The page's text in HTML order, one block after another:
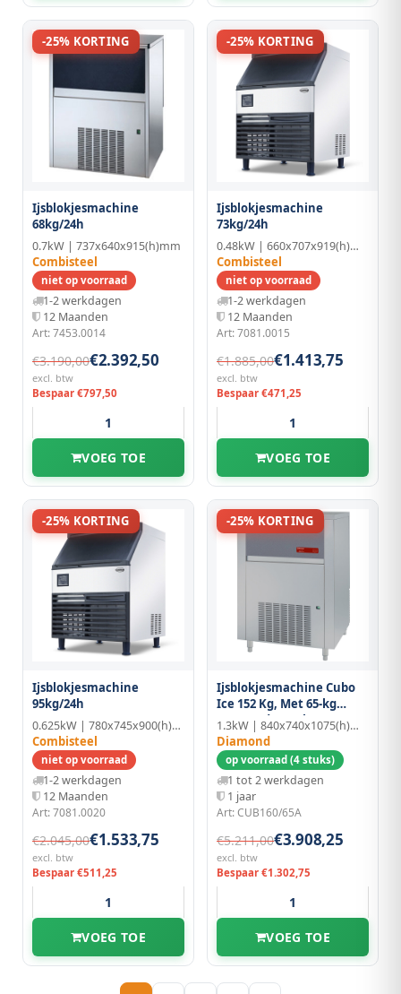
-25% KORTING
Ijsblokjesmachine
68kg/24h
0.7kW | 737x640x915(h)mm
Combisteel
niet op voorraad
1-2 werkdagen
12 Maanden
Art: 7453.0014
€3.190,00€2.392,50
excl. btw
Bespaar €797,50
VOEG TOE
-25% KORTING
Ijsblokjesmachine
73kg/24h
0.48kW | 660x707x919(h)mm | RVS
Combisteel
niet op voorraad
1-2 werkdagen
12 Maanden
Art: 7081.0015
€1.885,00€1.413,75
excl. btw
Bespaar €471,25
VOEG TOE
-25% KORTING
Ijsblokjesmachine
95kg/24h
0.625kW | 780x745x900(h)mm | RVS
Combisteel
niet op voorraad
1-2 werkdagen
12 Maanden
Art: 7081.0020
€2.045,00€1.533,75
excl. btw
Bespaar €511,25
VOEG TOE
-25% KORTING
Ijsblokjesmachine Cubo
Ice 152 Kg, Met 65-kg
Voorraad – Lucht
1.3kW | 840x740x1075(h)mm
Diamond
op voorraad (4 stuks)
1 tot 2 werkdagen
1 jaar
Art: CUB160/65A
€5.211,00€3.908,25
excl. btw
Bespaar €1.302,75
VOEG TOE